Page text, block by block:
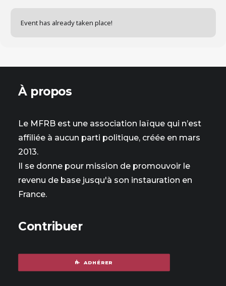
Event has already taken place!
À propos
Le MFRB est une association laïque qui n’est
affiliée à aucun parti politique, créée en mars
2013.
Il se donne pour mission de promouvoir le
revenu de base jusqu'à son instauration en
France.
Contribuer
ADHÉRER